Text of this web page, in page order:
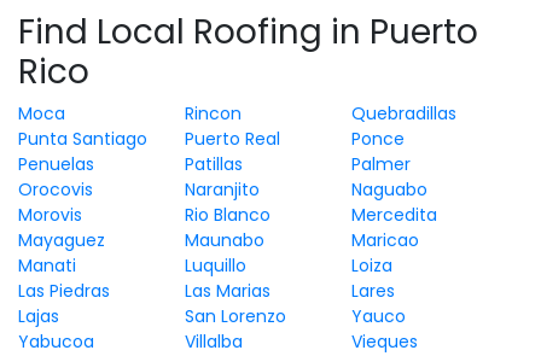
Find Local Roofing in Puerto
Rico
Moca Rincon
Quebradillas
Punta Santiago
Puerto Real
Ponce
Penuelas
Patillas
Palmer
Orocovis
Naranjito
Naguabo
Morovis
Rio Blanco
Mercedita
Mayaguez
Maunabo
Maricao
Manati
Luquillo
Loiza
Las Piedras
Las Marias
Lares
Lajas
San Lorenzo
Yauco
Yabucoa
Villalba
Vieques